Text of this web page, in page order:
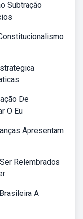
Subtração
De
O Eu
Apresentam
Relembrados
A